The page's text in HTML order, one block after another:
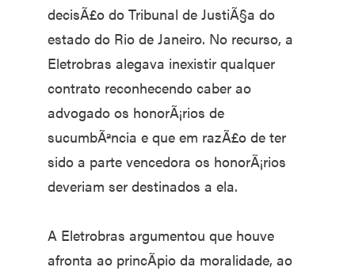
decisÃ£o do Tribunal de JustiÃ§a do
estado do Rio de Janeiro. No recurso, a
Eletrobras alegava inexistir qualquer
contrato reconhecendo caber ao
advogado os honorÃ¡rios de
sucumbÃªncia e que em razÃ£o de ter
sido a parte vencedora os honorÃ¡rios
deveriam ser destinados a ela.
A Eletrobras argumentou que houve
afronta ao princÃ­pio da moralidade, ao